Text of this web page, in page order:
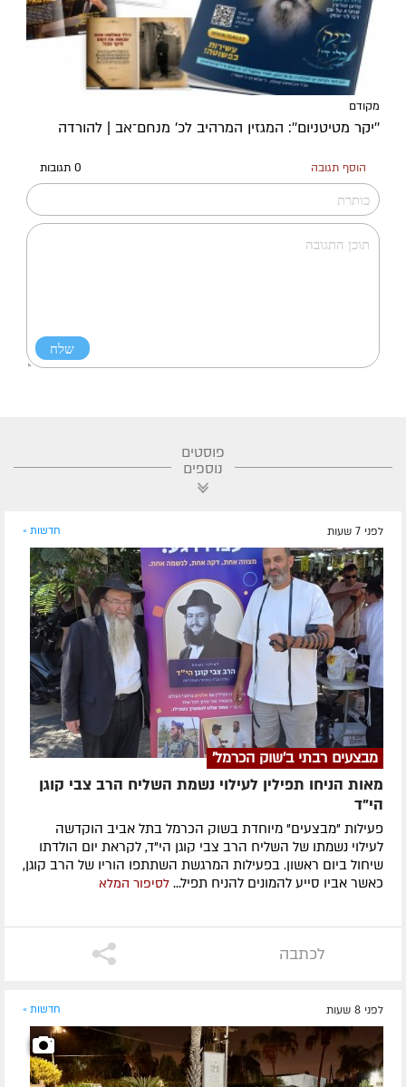
מקודם
''יקר מטיטניום'': המגזין המרהיב לכ’ מנחם־אב | להורדה
הוסף תגובה 0 תגובות
פוסטים
נוספים
לפני 7 שעות חדשות »
מבצעים רבתי ב'שוק הכרמל'
מאות הניחו תפילין לעילוי נשמת השליח הרב צבי קוגן
הי”ד
פעילות "מבצעים" מיוחדת בשוק הכרמל בתל אביב הוקדשה
לעילוי נשמתו של השליח הרב צבי קוגן הי"ד, לקראת יום הולדתו
שיחול ביום ראשון. בפעילות המרגשת השתתפו הוריו של הרב קוגן,
כאשר אביו סייע להמונים להניח תפיל... לסיפור המלא
לכתבה
לפני 8 שעות חדשות »